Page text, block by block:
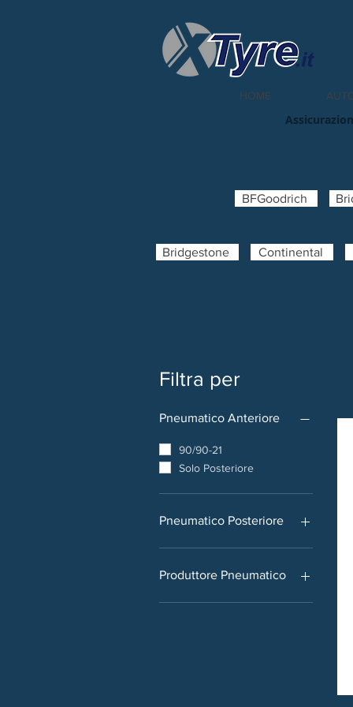
HOME
BFGoodrich
Bridgestone Continental
Filtra per
Pneumatico Anteriore
90/90-21
Solo Posteriore
Pneumatico Posteriore
150/70-17
150/70-18
Produttore Pneumatico
Pirelli